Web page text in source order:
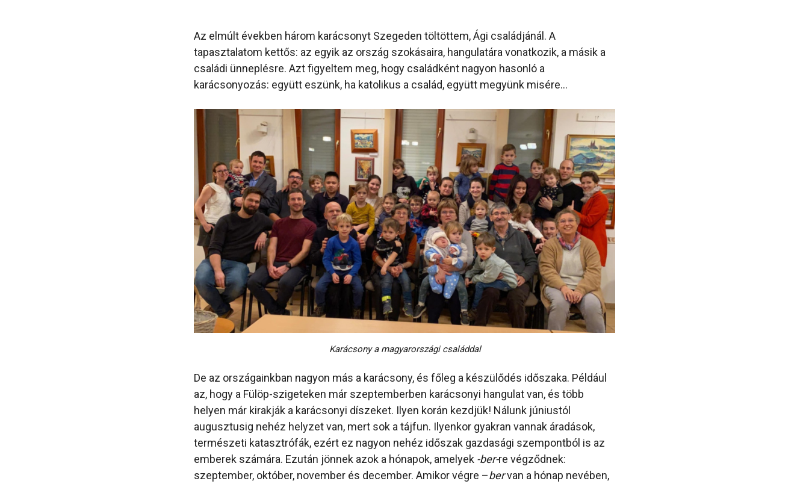
Az elmúlt években három karácsonyt Szegeden töltöttem, Ági családjánál. A
tapasztalatom kettős: az egyik az ország szokásaira, hangulatára vonatkozik, a másik a
családi ünneplésre. Azt figyeltem meg, hogy családként nagyon hasonló a
karácsonyozás: együtt eszünk, ha katolikus a család, együtt megyünk misére…
Karácsony a magyarországi családdal
De az országainkban nagyon más a karácsony, és főleg a készülődés időszaka. Például
az, hogy a Fülöp-szigeteken már szeptemberben karácsonyi hangulat van, és több
helyen már kirakják a karácsonyi díszeket. Ilyen korán kezdjük! Nálunk júniustól
augusztusig nehéz helyzet van, mert sok a tájfun. Ilyenkor gyakran vannak áradások,
természeti katasztrófák, ezért ez nagyon nehéz időszak gazdasági szempontból is az
emberek számára. Ezután jönnek azok a hónapok, amelyek -ber-re végződnek:
szeptember, október, november és december. Amikor végre –bervan a hónap nevében,